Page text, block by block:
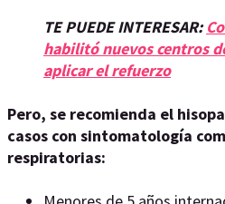
TE PUEDE INTERESAR:
habilitó nuevos centros
aplicar el refuerzo
Pero, se recomienda el
casos con sintomatología
respiratorias: